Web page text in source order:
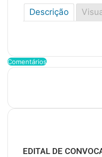
Descrição
Comentários
EDITAL DE